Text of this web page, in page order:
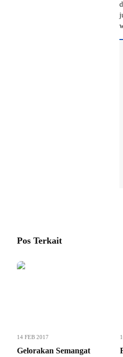
Pos Terkait
14 FEB 2017
Gelorakan Semangat